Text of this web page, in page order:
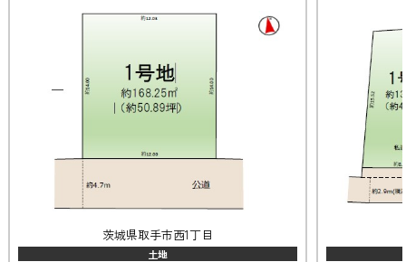
茨城県取手市西1丁目
土地